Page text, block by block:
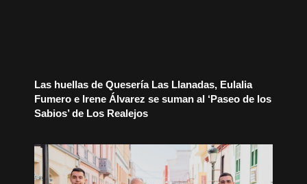
Las huellas de Quesería Las Llanadas, Eulalia
Fumero e Irene Álvarez se suman al ‘Paseo de los
Sabios’ de Los Realejos